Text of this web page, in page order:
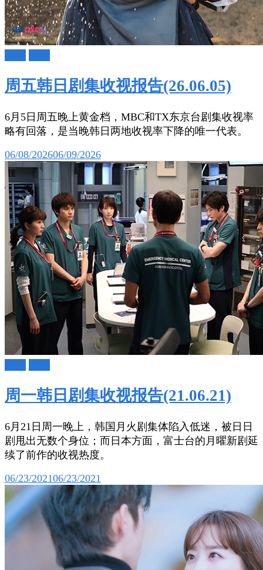
周五韩日剧集收视报告(26.06.05)
6月5日周五晚上黄金档，MBC和TX东京台剧集收视率
略有回落，是当晚韩日两地收视率下降的唯一代表。
06/08/202606/09/2026
周一韩日剧集收视报告(21.06.21)
6月21日周一晚上，韩国月火剧集体陷入低迷，被日日
剧甩出无数个身位；而日本方面，富士台的月曜新剧延
续了前作的收视热度。
06/23/202106/23/2021